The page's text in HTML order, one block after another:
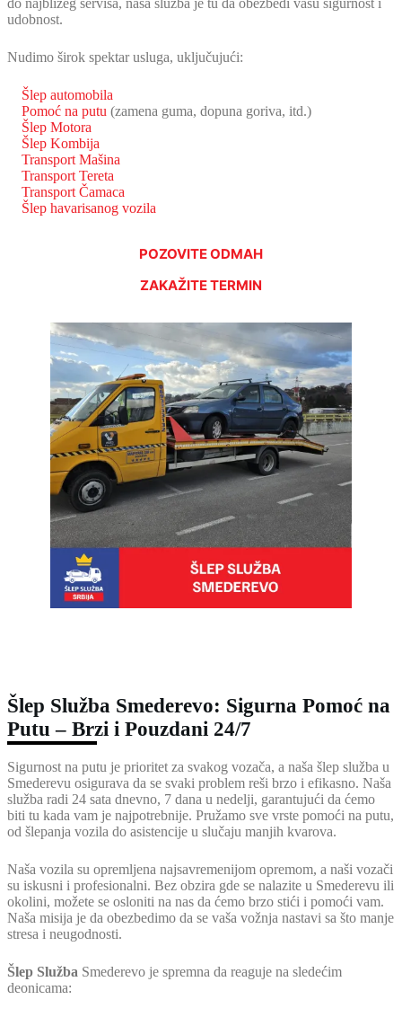
do najbližeg servisa, naša služba je tu da obezbedi vašu sigurnost i
udobnost.
Nudimo širok spektar usluga, uključujući:
Šlep automobila
Pomoć na putu (zamena guma, dopuna goriva, itd.)
Šlep Motora
Šlep Kombija
Transport Mašina
Transport Tereta
Transport Čamaca
Šlep havarisanog vozila
POZOVITE ODMAH
ZAKAŽITE TERMIN
Šlep Služba Smederevo: Sigurna Pomoć na
Putu – Brzi i Pouzdani 24/7
Sigurnost na putu je prioritet za svakog vozača, a naša šlep služba u
Smederevu osigurava da se svaki problem reši brzo i efikasno. Naša
služba radi 24 sata dnevno, 7 dana u nedelji, garantujući da ćemo
biti tu kada vam je najpotrebnije. Pružamo sve vrste pomoći na putu,
od šlepanja vozila do asistencije u slučaju manjih kvarova.
Naša vozila su opremljena najsavremenijom opremom, a naši vozači
su iskusni i profesionalni. Bez obzira gde se nalazite u Smederevu ili
okolini, možete se osloniti na nas da ćemo brzo stići i pomoći vam.
Naša misija je da obezbedimo da se vaša vožnja nastavi sa što manje
stresa i neugodnosti.
Šlep Služba Smederevo je spremna da reaguje na sledećim
deonicama: